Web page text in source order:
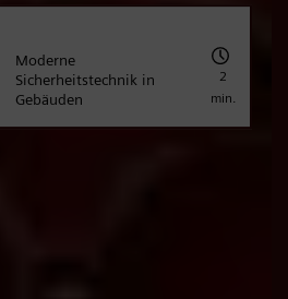
Moderne
Sicherheitstechnik in
Gebäuden
2
min.